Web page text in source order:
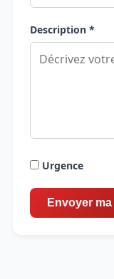
Description *
Urgence